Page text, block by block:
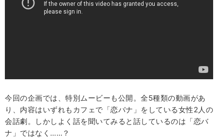
今回の企画では、特別ムービーも公開。全5種類の動画があ
り、内容はいずれもカフェで「恋バナ」をしている女性2人の
会話劇。しかしよく話を聞いてみると話しているのは「恋バ
ナ」ではなく……？